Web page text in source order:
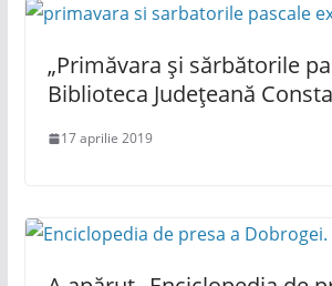
„Primăvara și sărbătorile
Biblioteca Județeană
17 aprilie 2019